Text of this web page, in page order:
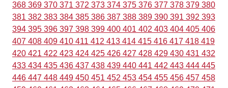
368 369 370 371 372 373 374 375 376 377 378 379 380
381 382 383 384 385 386 387 388 389 390 391 392 393
394 395 396 397 398 399 400 401 402 403 404 405 406
407 408 409 410 411 412 413 414 415 416 417 418 419
420 421 422 423 424 425 426 427 428 429 430 431 432
433 434 435 436 437 438 439 440 441 442 443 444 445
446 447 448 449 450 451 452 453 454 455 456 457 458